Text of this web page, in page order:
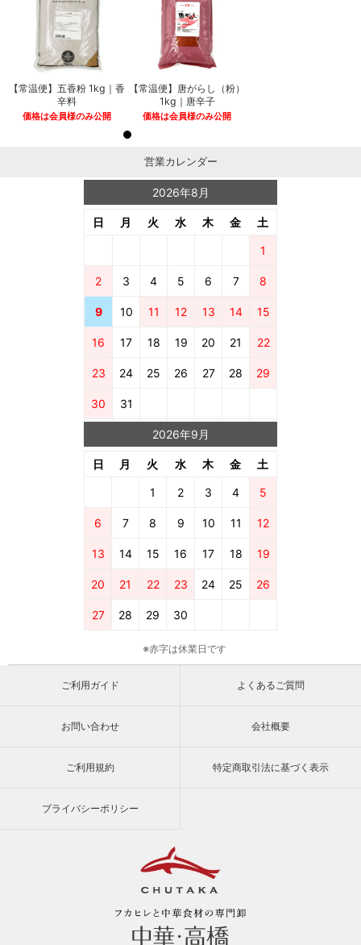
【常温便】五香粉 1kg｜香
辛料
価格は会員様のみ公開
【常温便】唐がらし（粉）
1kg｜唐辛子
価格は会員様のみ公開
営業カレンダー
2026年8月
日 月 火 水 木 金 土
1
2 3 4 5 6 7 8
9 10 11 12 13 14 15
16 17 18 19 20 21 22
23 24 25 26 27 28 29
30 31
2026年9月
日 月 火 水 木 金 土
1 2 3 4 5
6 7 8 9 10 11 12
13 14 15 16 17 18 19
20 21 22 23 24 25 26
27 28 29 30
※赤字は休業日です
ご利用ガイド よくあるご質問
お問い合わせ 会社概要
ご利用規約 特定商取引法に基づく表示
プライバシーポリシー